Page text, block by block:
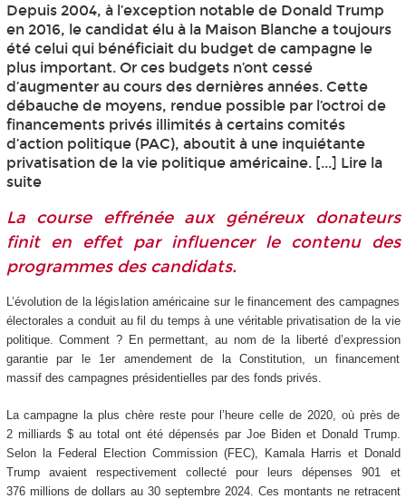
Depuis 2004, à l’exception notable de Donald Trump
en 2016, le candidat élu à la Maison Blanche a toujours
été celui qui bénéficiait du budget de campagne le
plus important. Or ces budgets n’ont cessé
d’augmenter au cours des dernières années. Cette
débauche de moyens, rendue possible par l’octroi de
financements privés illimités à certains comités
d’action politique (PAC), aboutit à une inquiétante
privatisation de la vie politique américaine. [...] Lire la
suite
La course effrénée aux généreux donateurs
finit en effet par influencer le contenu des
programmes des candidats.
L’évolution de la législation américaine sur le financement des campagnes
électorales a conduit au fil du temps à une véritable privatisation de la vie
politique. Comment ? En permettant, au nom de la liberté d’expression
garantie par le 1er amendement de la Constitution, un financement
massif des campagnes présidentielles par des fonds privés.
La campagne la plus chère reste pour l’heure celle de 2020, où près de
2 milliards $ au total ont été dépensés par Joe Biden et Donald Trump.
Selon la Federal Election Commission (FEC), Kamala Harris et Donald
Trump avaient respectivement collecté pour leurs dépenses 901 et
376 millions de dollars au 30 septembre 2024. Ces montants ne retracent